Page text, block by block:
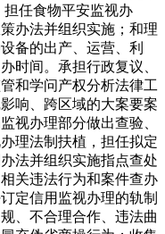
任食物平安监视办
办法并组织实施；和理
备的出产、运营、利
时间。承担行政复议、
和学问产权分析法律工
响、跨区域的大案要案
视办理部分做出查验、
理法制扶植，担任拟定
法并组织实施指点查处
关违法行为和案件查办
定信用监视办理的轨制
、不合理合作、违法曲